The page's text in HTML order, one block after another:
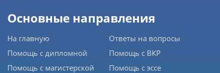
Основные направления
На главную
Помощь с дипломной
Помощь с магистерской
Ответы на вопросы
Помощь с ВКР
Помощь с эссе